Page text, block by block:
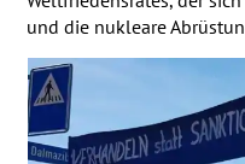
und die nukleare